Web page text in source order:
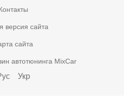
версия сайта
сайта
автотюнинга MixCar
Укр